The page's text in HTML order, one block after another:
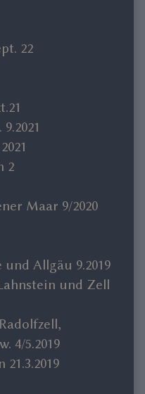
22
2
Maar 9/2020
Allgäu 9.2019
und Zell
4/5.2019